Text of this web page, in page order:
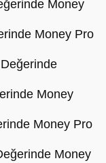
Money
Money Pro
Money
Money Pro
Money